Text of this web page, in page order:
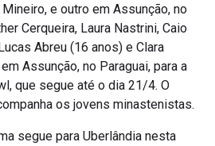
e outro em Assunção, no
Cerqueira, Laura Nastrini, Caio
Abreu (16 anos) e Clara
Assunção, no Paraguai, para a
que segue até o dia 21/4. O
os jovens minastenistas.
segue para Uberlândia nesta